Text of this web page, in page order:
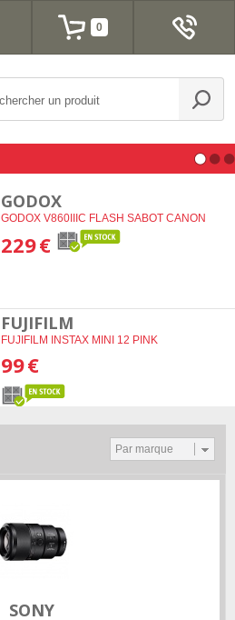
0
GODOX
GODOX V860IIIC FLASH SABOT CANON
229€
FUJIFILM
FUJIFILM INSTAX MINI 12 PINK
99€
Par marque
SONY